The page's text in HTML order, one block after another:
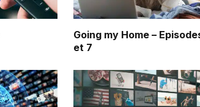
Going my Home –
et 7